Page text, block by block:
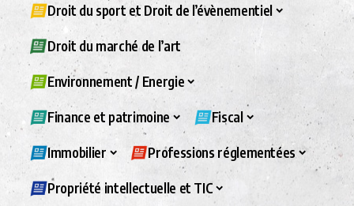
Droit du sport et Droit de l’évènementiel
Droit du marché de l’art
Environnement / Energie
Finance et patrimoine Fiscal
Immobilier Professions réglementées
Propriété intellectuelle et TIC